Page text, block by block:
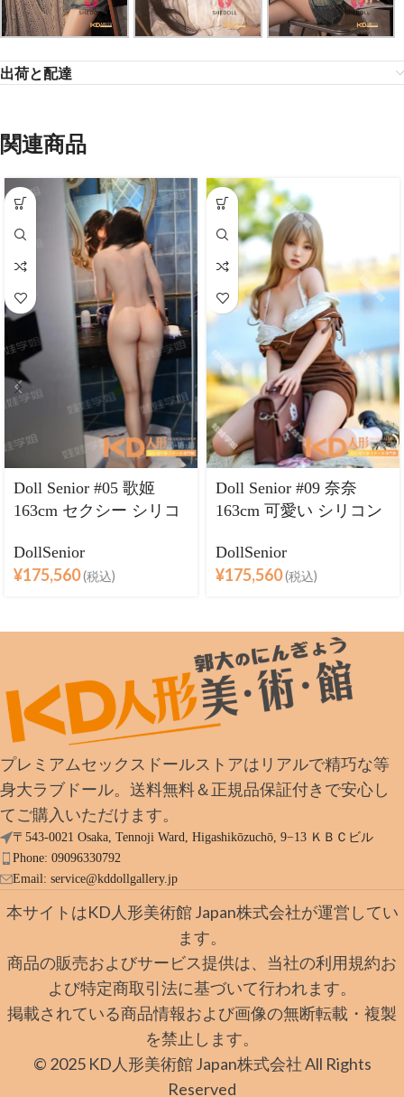
出荷と配達
関連商品
Doll Senior #05 歌姬
163cm セクシー シリコ
ラブドール巨乳
DollSenior
¥175,560(税込)
Doll Senior #09 奈奈
163cm 可愛い シリコン
ブドール巨乳
DollSenior
¥175,560(税込)
プレミアムセックスドールストアはリアルで精巧な等
身大ラブドール。送料無料＆正規品保証付きで安心し
てご購入いただけます。
〒543-0021 Osaka, Tennoji Ward, Higashikōzuchō, 9−13 ＫＢＣビル
Phone: 09096330792
Email: service@kddollgallery.jp
本サイトはKD人形美術館 Japan株式会社が運営してい
ます。
商品の販売およびサービス提供は、当社の利用規約お
よび特定商取引法に基づいて行われます。
掲載されている商品情報および画像の無断転載・複製
を禁止します。
© 2025 KD人形美術館 Japan株式会社 All Rights
Reserved